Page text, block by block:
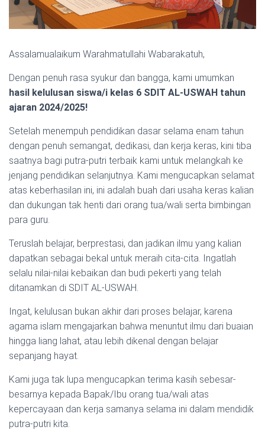
Assalamualaikum Warahmatullahi Wabarakatuh,
Dengan penuh rasa syukur dan bangga, kami umumkan
hasil kelulusan siswa/i kelas 6 SDIT AL-USWAH tahun
ajaran 2024/2025!
Setelah menempuh pendidikan dasar selama enam tahun
dengan penuh semangat, dedikasi, dan kerja keras, kini tiba
saatnya bagi putra-putri terbaik kami untuk melangkah ke
jenjang pendidikan selanjutnya. Kami mengucapkan selamat
atas keberhasilan ini, ini adalah buah dari usaha keras kalian
dan dukungan tak henti dari orang tua/wali serta bimbingan
para guru.
Teruslah belajar, berprestasi, dan jadikan ilmu yang kalian
dapatkan sebagai bekal untuk meraih cita-cita. Ingatlah
selalu nilai-nilai kebaikan dan budi pekerti yang telah
ditanamkan di SDIT AL-USWAH.
Ingat, kelulusan bukan akhir dari proses belajar, karena
agama islam mengajarkan bahwa menuntut ilmu dari buaian
hingga liang lahat, atau lebih dikenal dengan belajar
sepanjang hayat.
Kami juga tak lupa mengucapkan terima kasih sebesar-
besarnya kepada Bapak/Ibu orang tua/wali atas
kepercayaan dan kerja samanya selama ini dalam mendidik
putra-putri kita.